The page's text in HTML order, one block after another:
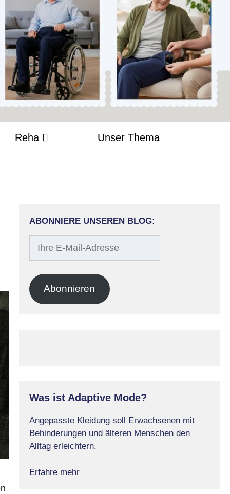
Reha Unser Thema
ABONNIERE UNSEREN BLOG:
Adresse
Abonnieren
Was ist Adaptive Mode?
Angepasste Kleidung soll Erwachsenen mit
Behinderungen und älteren Menschen den
Alltag erleichtern.
Erfahre mehr